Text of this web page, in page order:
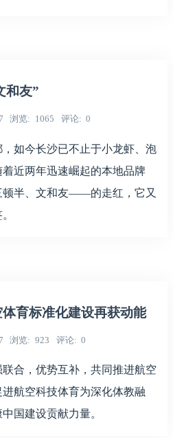
和友”
浏览 1065 评论 0
如今长沙已不止于小龙虾、泡
近两年迅速崛起的本地品牌
半、文和友——的走红，它又
育标准化建设再获动能
浏览 923 评论 0
合，优势互补，共同推进航空
航空科技体育为深化体教融
国建设贡献力量。